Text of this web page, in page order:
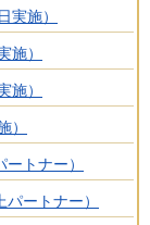
実施）
施）
施）
）
トナー）
ートナー）